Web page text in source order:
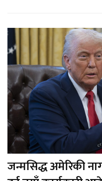
जन्मसिद्ध अमेरिकी